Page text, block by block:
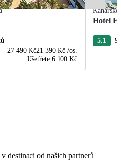
27 490 Kč21 390 Kč /os.
Ušetřete 6 100 Kč
Kanárské
Hotel
5.1
destinaci od našich partnerů